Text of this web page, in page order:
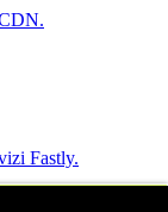
Fastly.